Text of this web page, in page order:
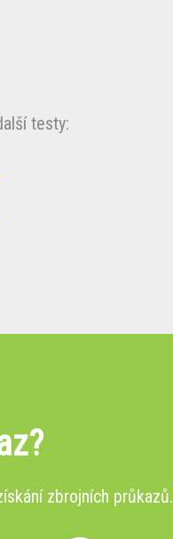
testy:
zbrojních průkazů.